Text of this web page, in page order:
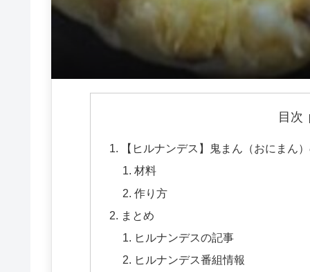
目次
【ヒルナンデス】鬼まん（おにまん
材料
作り方
まとめ
ヒルナンデスの記事
ヒルナンデス番組情報